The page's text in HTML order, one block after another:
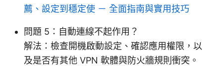
薦、設定到穩定使 － 全面指南與實用技巧
問題 5：自動連線不起作用？
解法：檢查開機啟動設定、確認應用權限，以
及是否有其他 VPN 軟體與防火牆規則衝突。